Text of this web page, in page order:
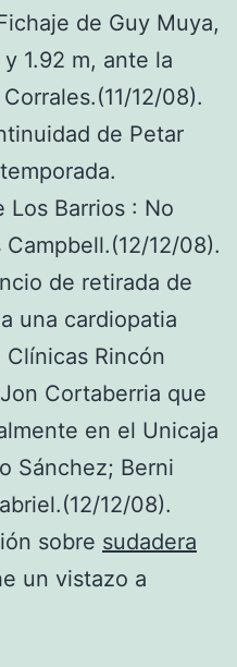
de Guy Muya,
1.92 m, ante la
12/08).
de Petar
Los Barrios : No
12/08).
de retirada de
una cardiopatia
Rincón
Cortaberria que
en el Unicaja
Sánchez; Berni
12/08).
sobre sudadera
un vistazo a